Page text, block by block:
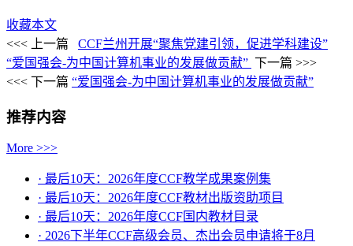
收藏本文
<<< 上一篇
CCF兰州开展“聚焦党建引领，促进学科建设”
“爱国强会-为中国计算机事业的发展做贡献” 下一篇 >>>
<<< 下一篇 “爱国强会-为中国计算机事业的发展做贡献”
推荐内容
More >>>
· 最后10天：2026年度CCF教学成果案例集
· 最后10天：2026年度CCF教材出版资助项目
· 最后10天：2026年度CCF国内教材目录
· 2026下半年CCF高级会员、杰出会员申请将于8月